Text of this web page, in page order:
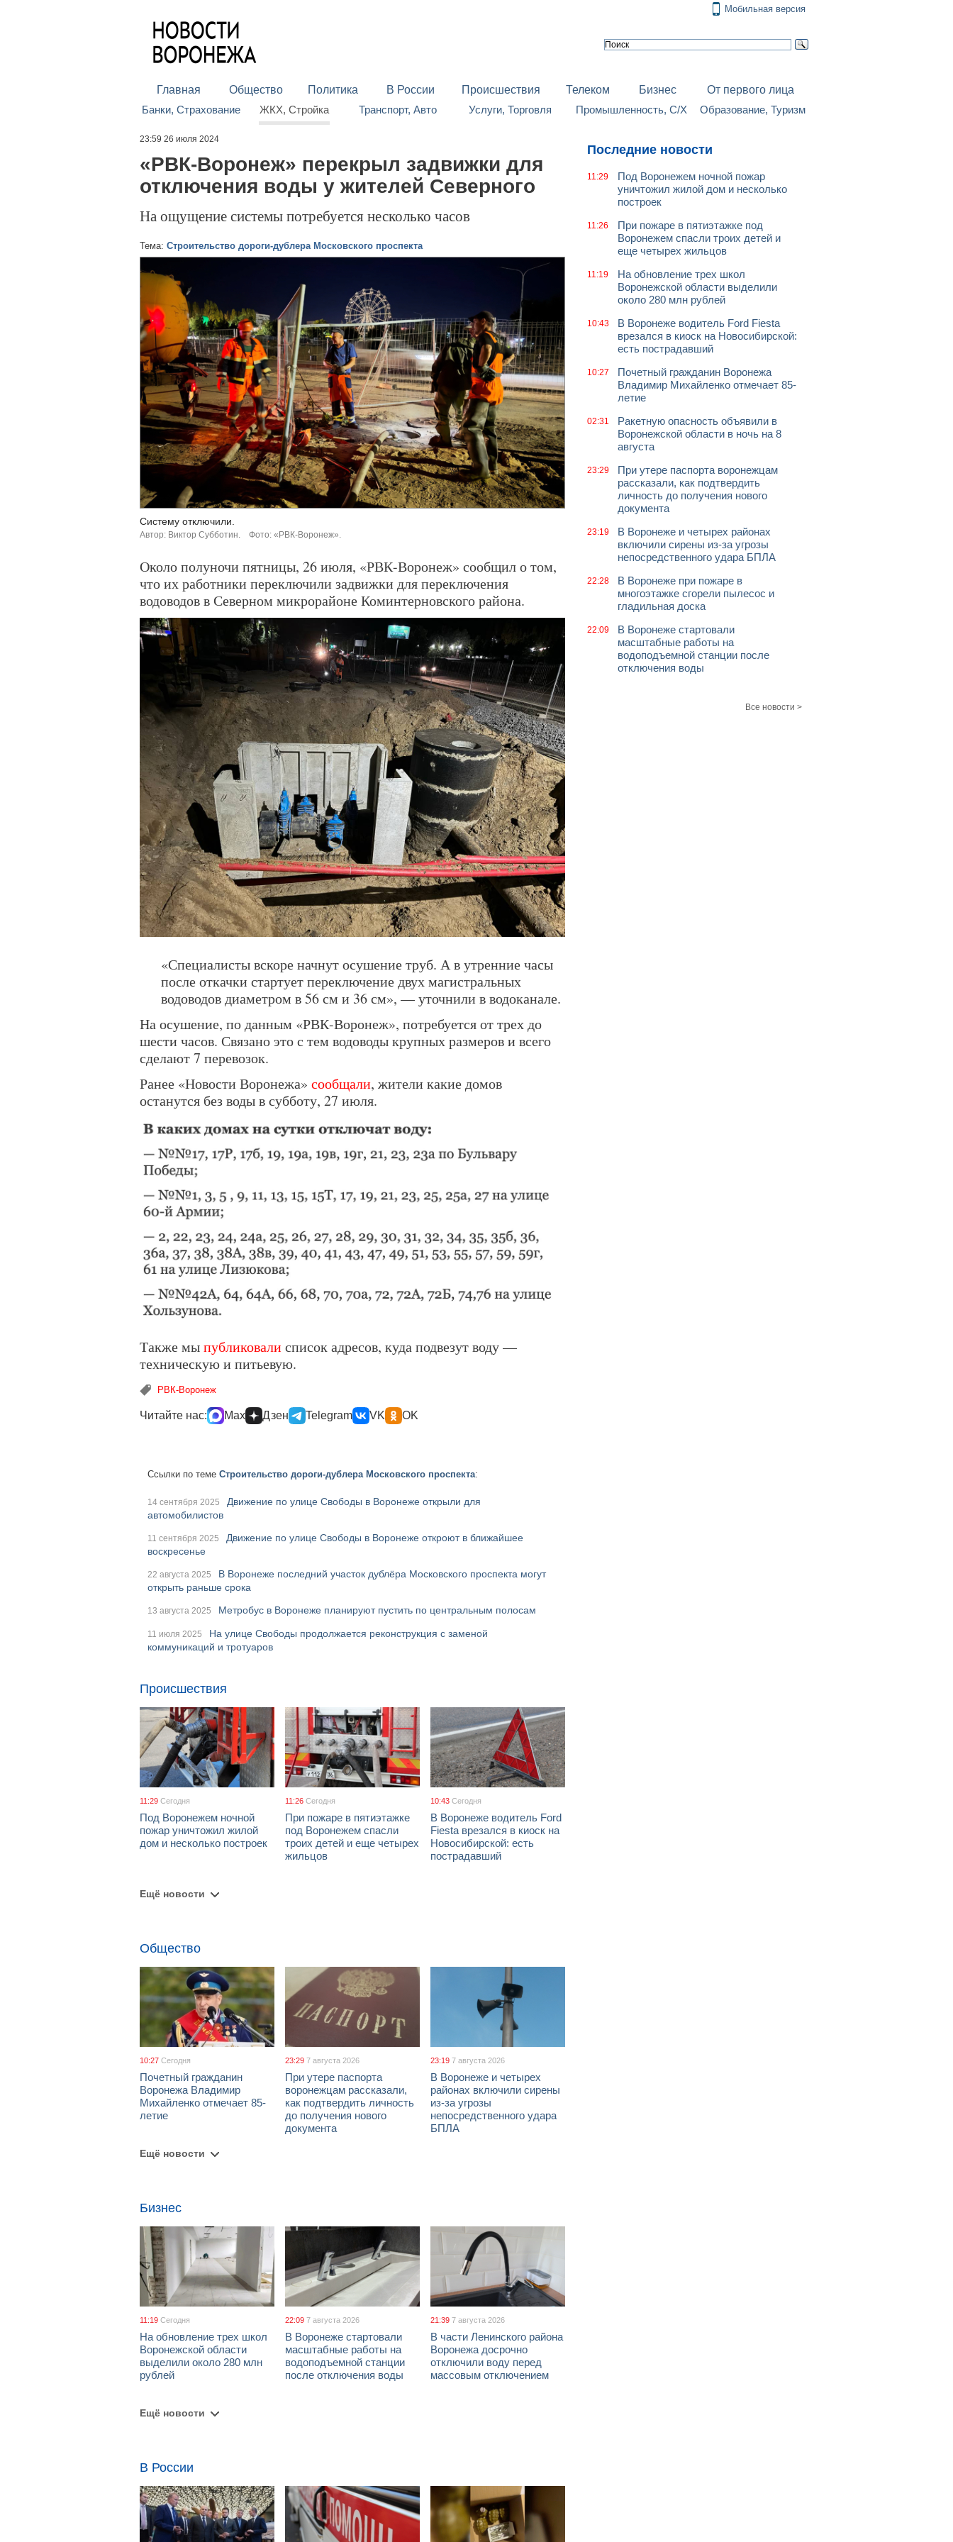
Мобильная версия
Главная Общество Политика В России Происшествия Телеком Бизнес
От первого лица
Банки, Страхование
ЖКХ, Стройка Транспорт, Авто Услуги, Торговля Промышленность, С/Х Образование, Туризм
23:59 26 июля 2024
«РВК-Воронеж» перекрыл задвижки для
отключения воды у жителей Северного
На ощущение системы потребуется несколько часов
Тема: Строительство дороги-дублера Московского проспекта
Систему отключили.
Автор: Виктор Субботин. Фото: «РВК-Воронеж».
Около полуночи пятницы, 26 июля, «РВК-Воронеж» сообщил о том,
что их работники переключили задвижки для переключения
водоводов в Северном микрорайоне Коминтерновского района.
«Специалисты вскоре начнут осушение труб. А в утренние часы
после откачки стартует переключение двух магистральных
водоводов диаметром в 56 см и 36 см», — уточнили в водоканале.
На осушение, по данным «РВК-Воронеж», потребуется от трех до
шести часов. Связано это с тем водоводы крупных размеров и всего
сделают 7 перевозок.
Ранее «Новости Воронежа» сообщали, жители какие домов
останутся без воды в субботу, 27 июля.
Также мыпубликовалисписок адресов, куда подвезут воду —
техническую и питьевую.
РВК-Воронеж
Читайте нас: Max Дзен Telegram VK OK
Ссылки по теме Строительство дороги-дублера Московского проспекта:
14 сентября 2025
Движение по улице Свободы в Воронеже открыли для
автомобилистов
11 сентября 2025
Движение по улице Свободы в Воронеже откроют в ближайшее
воскресенье
22 августа 2025
В Воронеже последний участок дублёра Московского проспекта могут
открыть раньше срока
13 августа 2025 Метробус в Воронеже планируют пустить по центральным полосам
11 июля 2025
На улице Свободы продолжается реконструкция с заменой
коммуникаций и тротуаров
Происшествия
11:29 Сегодня
Под Воронежем ночной
пожар уничтожил жилой
дом и несколько построек
11:26 Сегодня
При пожаре в пятиэтажке
под Воронежем спасли
троих детей и еще четырех
жильцов
10:43 Сегодня
В Воронеже водитель Ford
Fiesta врезался в киоск на
Новосибирской: есть
пострадавший
Ещё новости
Общество
10:27 Сегодня
Почетный гражданин
Воронежа Владимир
Михайленко отмечает 85-
летие
23:29 7 августа 2026
При утере паспорта
воронежцам рассказали,
как подтвердить личность
до получения нового
документа
23:19 7 августа 2026
В Воронеже и четырех
районах включили сирены
из-за угрозы
непосредственного удара
БПЛА
Ещё новости
Бизнес
11:19 Сегодня
На обновление трех школ
Воронежской области
выделили около 280 млн
рублей
22:09 7 августа 2026
В Воронеже стартовали
масштабные работы на
водоподъемной станции
после отключения воды
21:39 7 августа 2026
В части Ленинского района
Воронежа досрочно
отключили воду перед
массовым отключением
Ещё новости
В России
Последние новости
11:29
Под Воронежем ночной пожар
уничтожил жилой дом и несколько
построек
11:26
При пожаре в пятиэтажке под
Воронежем спасли троих детей и
еще четырех жильцов
11:19
На обновление трех школ
Воронежской области выделили
около 280 млн рублей
10:43
В Воронеже водитель Ford Fiesta
врезался в киоск на Новосибирской:
есть пострадавший
10:27
Почетный гражданин Воронежа
Владимир Михайленко отмечает 85-
летие
02:31
Ракетную опасность объявили в
Воронежской области в ночь на 8
августа
23:29
При утере паспорта воронежцам
рассказали, как подтвердить
личность до получения нового
документа
23:19
В Воронеже и четырех районах
включили сирены из-за угрозы
непосредственного удара БПЛА
22:28
В Воронеже при пожаре в
многоэтажке сгорели пылесос и
гладильная доска
22:09
В Воронеже стартовали
масштабные работы на
водоподъемной станции после
отключения воды
Все новости >